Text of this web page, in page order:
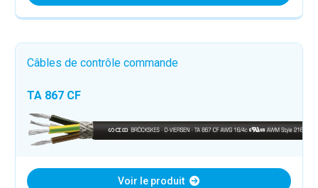
Câbles de contrôle commande
TA 867 CF
Voir le produit